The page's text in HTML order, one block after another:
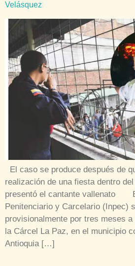
Velásquez
El caso se produce después de
realización de una fiesta dentro
presentó el cantante vallenato
Penitenciario y Carcelario (Inpec)
provisionalmente por tres meses
la Cárcel La Paz, en el municipio
Antioquia […]